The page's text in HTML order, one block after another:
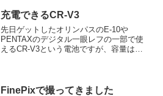
Toolsえ...
充電できるCR-V3
先日ゲットしたオリンパスのE-10や
PENTAXのデジタル一眼レフの一部で使
えるCR-V3という電池ですが、容量は大
kenkoか...
FinePixで撮ってきました